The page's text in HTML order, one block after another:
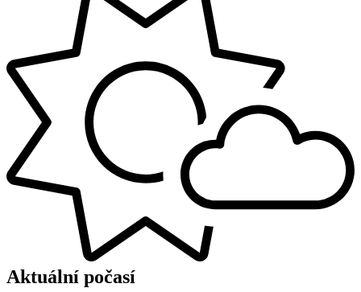
Aktuální počasí